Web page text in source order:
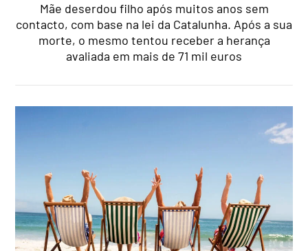
Mãe deserdou filho após muitos anos sem
contacto, com base na lei da Catalunha. Após a sua
morte, o mesmo tentou receber a herança
avaliada em mais de 71 mil euros